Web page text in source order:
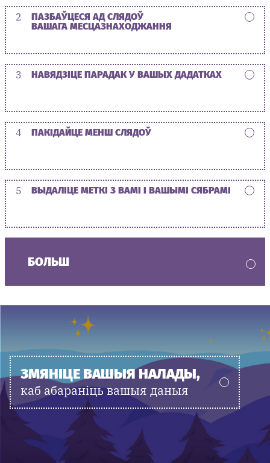
2
ПАЗБАЎЦЕСЯ АД СЛЯДОЎ
ВАШАГА МЕСЦАЗНАХОДЖАННЯ
3 НАВЯДЗІЦЕ ПАРАДАК У ВАШЫХ ДАДАТКАХ
4 ПАКІДАЙЦЕ МЕНШ СЛЯДОЎ
5 ВЫДАЛІЦЕ МЕТКІ З ВАМІ І ВАШЫМІ СЯБРАМІ
БОЛЬШ
ЗМЯНІЦЕ ВАШЫЯ НАЛАДЫ,
каб абараніць вашыя даныя